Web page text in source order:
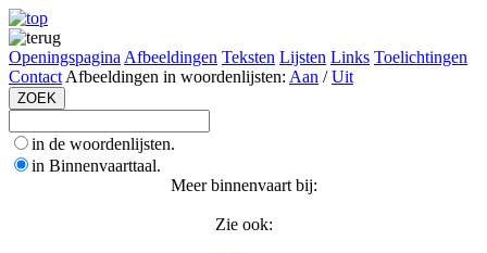
Openingspagina Afbeeldingen Teksten Lijsten Links Toelichtingen
Contact Afbeeldingen in woordenlijsten: Aan /Uit
in de woordenlijsten.
in Binnenvaarttaal.
Meer binnenvaart bij:
Zie ook: